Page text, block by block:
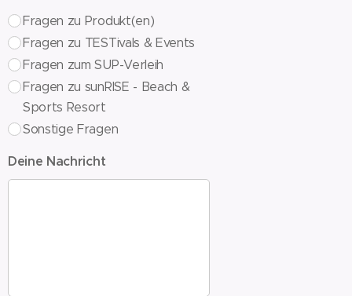
Fragen zu Produkt(en)
Fragen zu TESTivals & Events
Fragen zum SUP-Verleih
Fragen zu sunRISE - Beach &
Sports Resort
Sonstige Fragen
Deine Nachricht